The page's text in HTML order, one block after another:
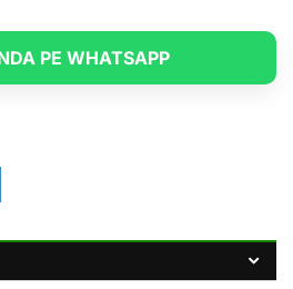
PE WHATSAPP